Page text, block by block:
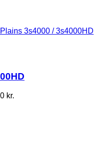
3s4000 / 3s4000HD
kr.